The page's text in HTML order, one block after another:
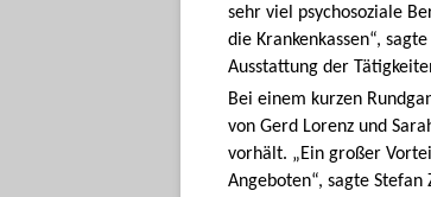
sehr viel psychosoziale
die Krankenkassen“,
Ausstattung der
Bei einem kurzen
von Gerd Lorenz und
vorhält. „Ein großer
Angeboten“, sagte